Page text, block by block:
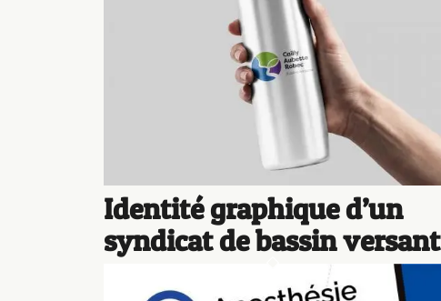
Identité graphique d’un
syndicat de bassin versant